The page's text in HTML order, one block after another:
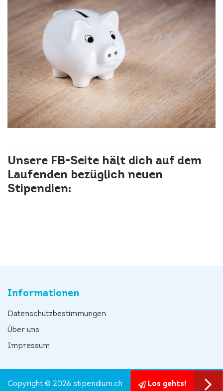
Unsere FB-Seite hält dich auf dem
Laufenden bezüglich neuen
Stipendien:
Informationen
Datenschutzbestimmungen
Über uns
Impressum
Los gehts!
Copyright © 2026 stipendium.ch